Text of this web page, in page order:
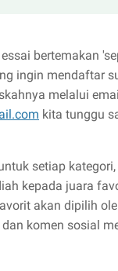
bertemakan
ingin mendaftar
melalui
kita tunggu
setiap
kepada juara
akan dipilih
komen sosial